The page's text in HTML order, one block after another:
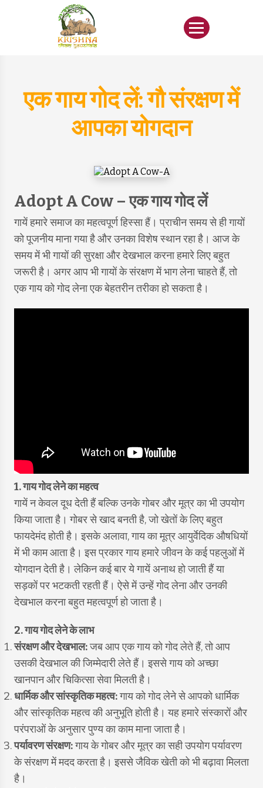
एक गाय गोद लें: गौ संरक्षण में
आपका योगदान
Adopt A Cow – एक गाय गोद लें
गायें हमारे समाज का महत्वपूर्ण हिस्सा हैं। प्राचीन समय से ही गायों
को पूजनीय माना गया है और उनका विशेष स्थान रहा है। आज के
समय में भी गायों की सुरक्षा और देखभाल करना हमारे लिए बहुत
जरूरी है। अगर आप भी गायों के संरक्षण में भाग लेना चाहते हैं, तो
एक गाय को गोद लेना एक बेहतरीन तरीका हो सकता है।
1. गाय गोद लेने का महत्व
गायें न केवल दूध देती हैं बल्कि उनके गोबर और मूत्र का भी उपयोग
किया जाता है। गोबर से खाद बनती है, जो खेतों के लिए बहुत
फायदेमंद होती है। इसके अलावा, गाय का मूत्र आयुर्वेदिक औषधियों
में भी काम आता है। इस प्रकार गाय हमारे जीवन के कई पहलुओं में
योगदान देती है। लेकिन कई बार ये गायें अनाथ हो जाती हैं या
सड़कों पर भटकती रहती हैं। ऐसे में उन्हें गोद लेना और उनकी
देखभाल करना बहुत महत्वपूर्ण हो जाता है।
2. गाय गोद लेने के लाभ
संरक्षण और देखभाल:जब आप एक गाय को गोद लेते हैं, तो आप
उसकी देखभाल की जिम्मेदारी लेते हैं। इससे गाय को अच्छा
खानपान और चिकित्सा सेवा मिलती है।
धार्मिक और सांस्कृतिक महत्व:गाय को गोद लेने से आपको धार्मिक
और सांस्कृतिक महत्व की अनुभूति होती है। यह हमारे संस्कारों और
परंपराओं के अनुसार पुण्य का काम माना जाता है।
पर्यावरण संरक्षण:गाय के गोबर और मूत्र का सही उपयोग पर्यावरण
के संरक्षण में मदद करता है। इससे जैविक खेती को भी बढ़ावा मिलता
है।